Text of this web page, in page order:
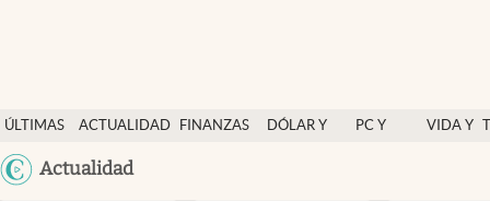
ÚLTIMAS
NOTICIAS
ACTUALIDAD
FINANZAS
DÓLAR Y
PC Y
VIDA Y
Actualidad
Actualidad
Finanzas y economía